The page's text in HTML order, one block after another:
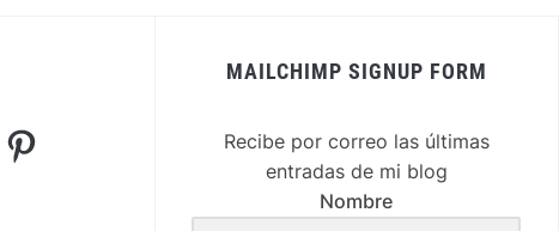
Pinterest
MAILCHIMP SIGNUP FORM
Recibe por correo las últimas
entradas de mi blog
Nombre